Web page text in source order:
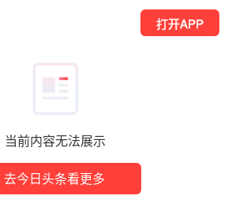
当前内容无法展示
去今日头条看更多
打开APP